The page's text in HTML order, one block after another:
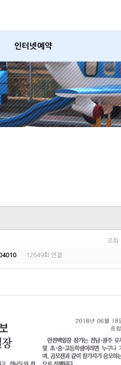
인터넷예약
조회
12649회 연결